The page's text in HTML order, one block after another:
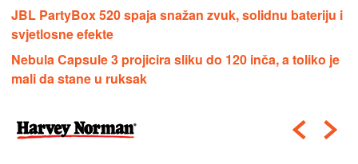
JBL PartyBox 520 spaja snažan zvuk, solidnu bateriju i
svjetlosne efekte
Nebula Capsule 3 projicira sliku do 120 inča, a toliko je
mali da stane u ruksak